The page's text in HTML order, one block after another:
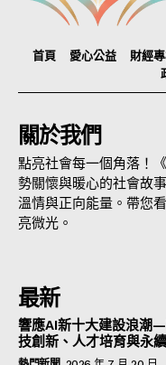
首頁 愛心公益 財經
關於我們
點亮社會每一個角落！
勢關懷與暖心的社會故
溫情與正向能量。帶您
亮微光。
最新
響應AI新十大建設浪潮
技創新、人才培育與永